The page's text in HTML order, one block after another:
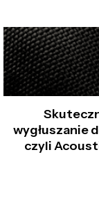
wygłuszanie
czyli